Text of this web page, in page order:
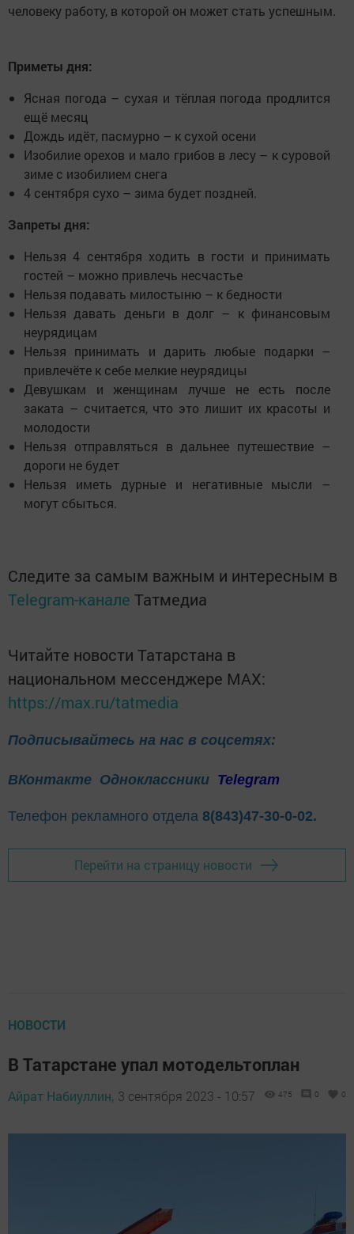
человеку работу, в которой он может стать успешным.
Приметы дня:
Ясная погода – сухая и тёплая погода продлится
ещё месяц
Дождь идёт, пасмурно – к сухой осени
Изобилие орехов и мало грибов в лесу – к суровой
зиме с изобилием снега
4 сентября сухо – зима будет поздней.
Запреты дня:
Нельзя 4 сентября ходить в гости и принимать
гостей – можно привлечь несчастье
Нельзя подавать милостыню – к бедности
Нельзя давать деньги в долг – к финансовым
неурядицам
Нельзя принимать и дарить любые подарки –
привлечёте к себе мелкие неурядицы
Девушкам и женщинам лучше не есть после
заката – считается, что это лишит их красоты и
молодости
Нельзя отправляться в дальнее путешествие –
дороги не будет
Нельзя иметь дурные и негативные мысли –
могут сбыться.
Следите за самым важным и интересным в
Telegram-канале Татмедиа
Читайте новости Татарстана в
национальном мессенджере MАХ:
https://max.ru/tatmedia
Подписывайтесь на нас в соцсетях:
ВКонтакте Одноклассники Telegram
Телефон рекламного отдела 8(843)47-30-0-02.
Перейти на страницу новости
НОВОСТИ
В Татарстане упал мотодельтоплан
Айрат Набиуллин, 3 сентября 2023 - 10:57 475 0 0